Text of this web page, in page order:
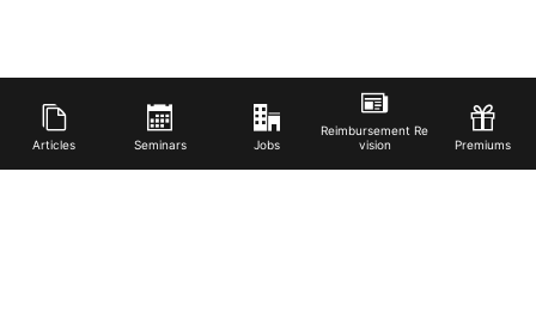
Articles Seminars Jobs
Reimbursement Re
vision
Premiums